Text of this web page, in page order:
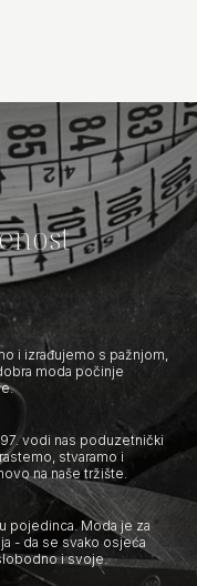
i izrađujemo s pažnjom,
moda počinje
vodi nas poduzetnički
stvaramo i
na naše tržište.
pojedinca. Moda je za
- da se svako osjeća
i svoje.